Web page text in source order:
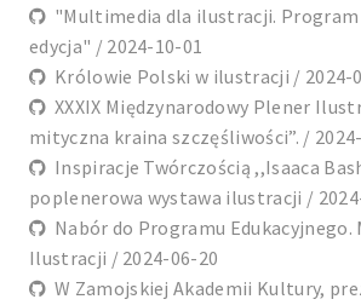
"Multimedia dla ilustracji. Program
edycja" / 2024-10-01
Królowie Polski w ilustracji / 2024-
XXXIX Międzynarodowy Plener
mityczna kraina szczęśliwości”. /
Inspiracje Twórczością ,,Isaaca
poplenerowa wystawa ilustracji /
Nabór do Programu
Ilustracji / 2024-06-20
W Zamojskiej Akademii Kultury,